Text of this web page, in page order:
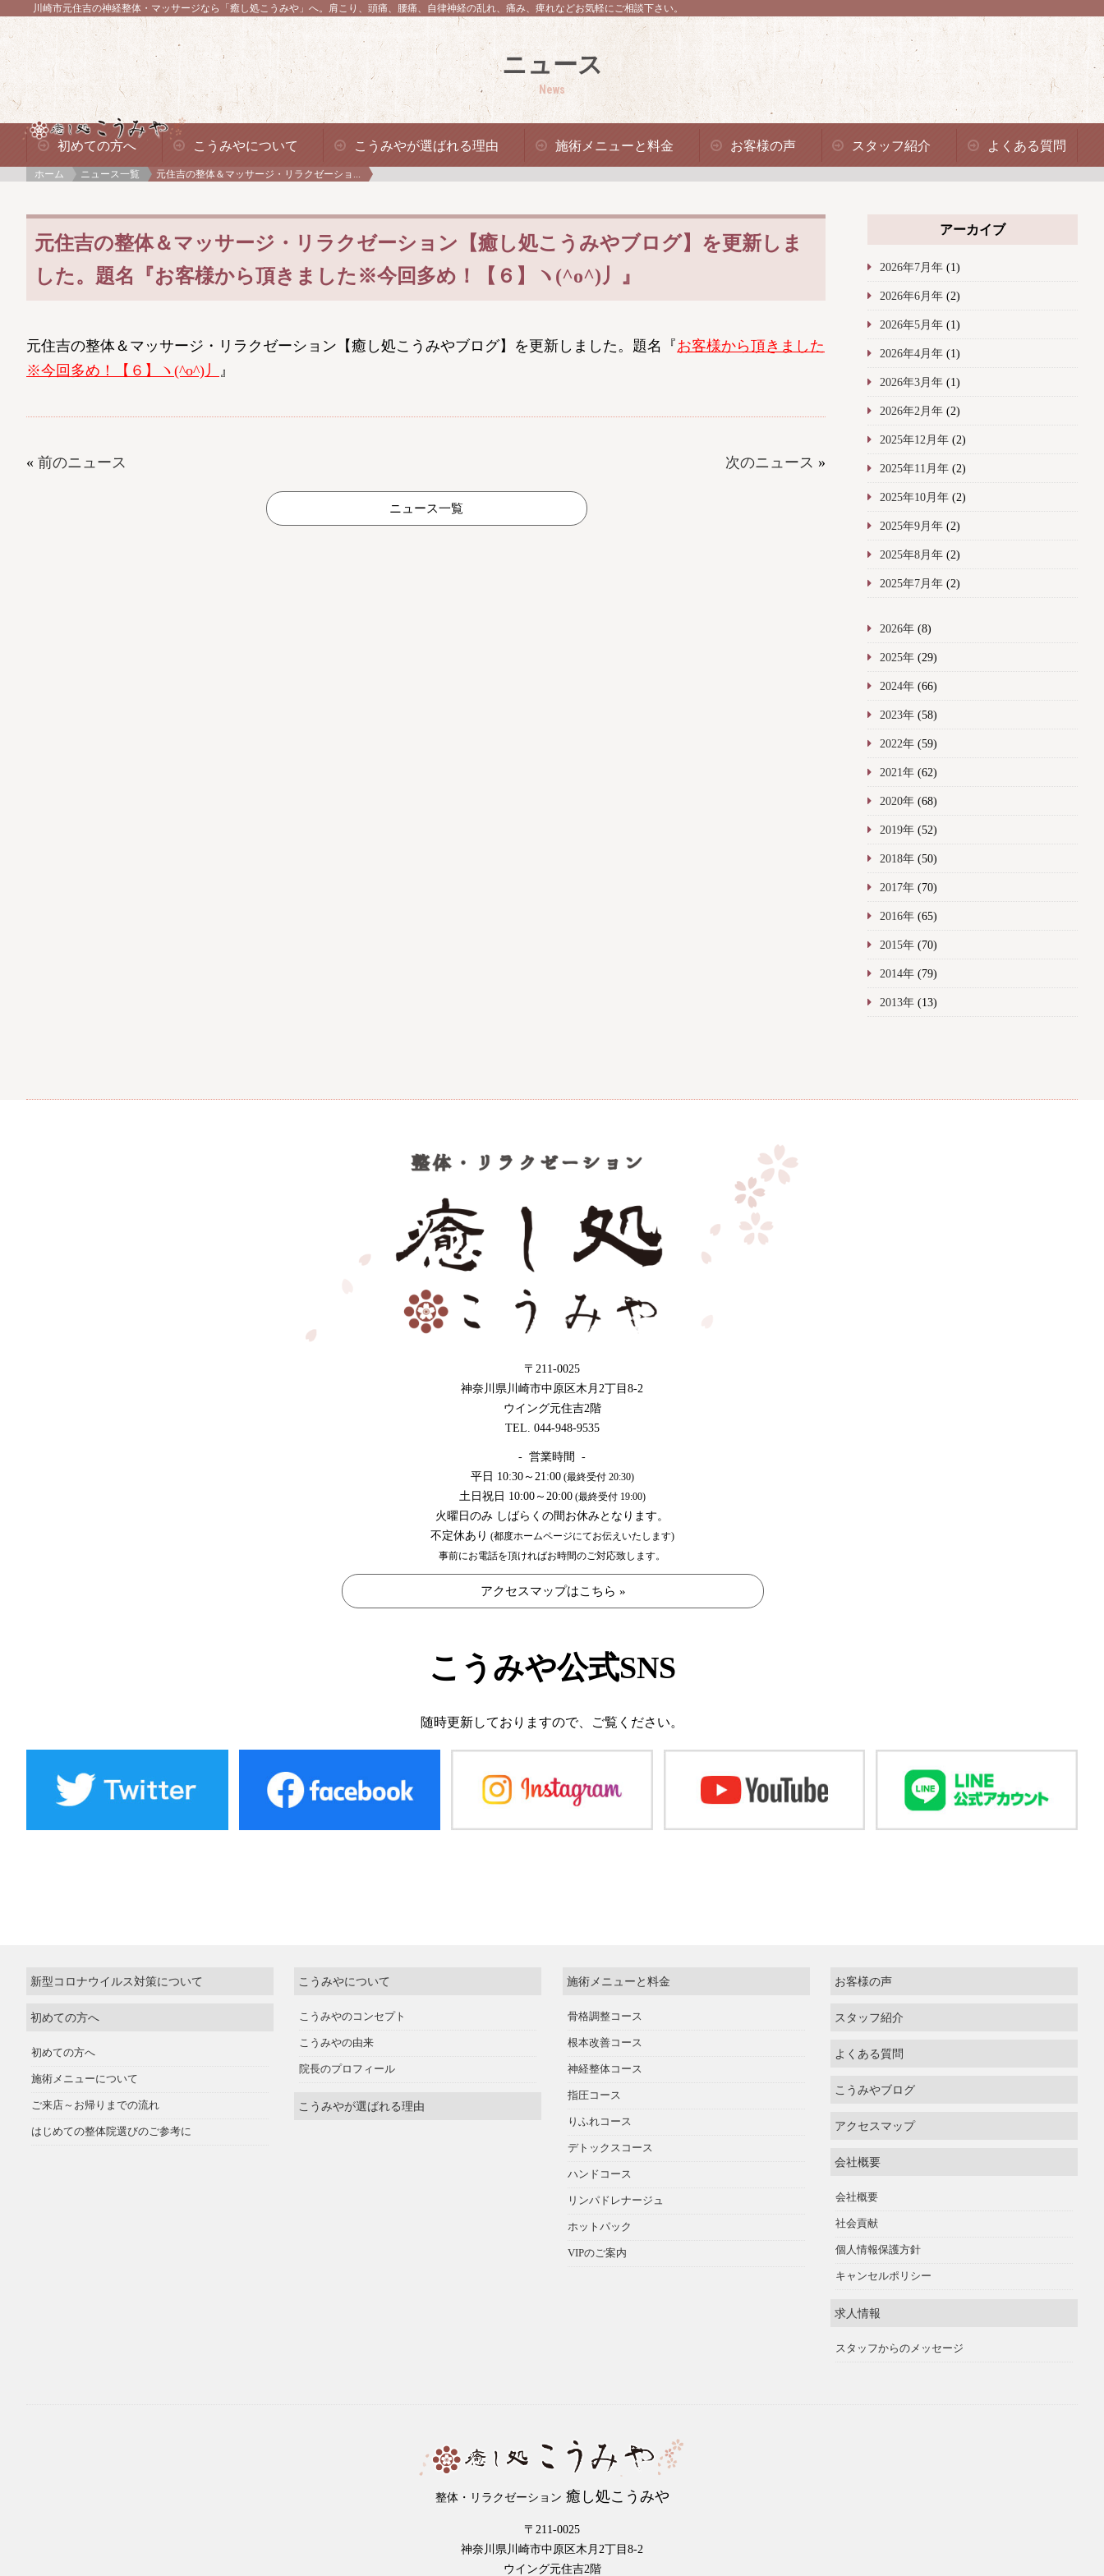
川崎市元住吉の神経整体・マッサージなら「癒し処こうみや」へ。 肩こり、頭痛、腰痛、自律神経の乱れ、痛み、痺れなどお気軽にご相談下さい。
ニュース
News
初めての方へ こうみやについて こうみやが選ばれる理由 施術メニューと料金 お客様の声 スタッフ紹介 よくある質問
ホーム ニュース一覧 元住吉の整体＆マッサージ・リラクゼーショ...
元住吉の整体＆マッサージ・リラクゼーション【癒し処こうみやブログ】を更新しま
した。題名『お客様から頂きました※今回多め！【６】ヽ(^o^)丿』
元住吉の整体＆マッサージ・リラクゼーション【癒し処こうみやブログ】を更新しました。題名『お客様から頂きました
※今回多め！【６】ヽ(^o^)丿 』
« 前のニュース 次のニュース »
ニュース一覧
アーカイブ
2026年7月年(1)
2026年6月年(2)
2026年5月年(1)
2026年4月年(1)
2026年3月年(1)
2026年2月年(2)
2025年12月年(2)
2025年11月年(2)
2025年10月年(2)
2025年9月年(2)
2025年8月年(2)
2025年7月年(2)
2026年(8)
2025年(29)
2024年(66)
2023年(58)
2022年(59)
2021年(62)
2020年(68)
2019年(52)
2018年(50)
2017年(70)
2016年(65)
2015年(70)
2014年(79)
2013年(13)
〒211-0025
神奈川県川崎市中原区木月2丁目8-2
ウイング元住吉2階
TEL. 044-948-9535
- 営業時間 -
平日 10:30～21:00(最終受付 20:30)
土日祝日 10:00～20:00(最終受付 19:00)
火曜日のみ しばらくの間お休みとなります。
不定休あり (都度ホームページにてお伝えいたします)
事前にお電話を頂ければお時間のご対応致します。
アクセスマップはこちら »
こうみや公式SNS
随時更新しておりますので、 ご覧ください。
新型コロナウイルス対策について
初めての方へ
初めての方へ
施術メニューについて
ご来店～お帰りまでの流れ
はじめての整体院選びのご参考に
こうみやについて
こうみやのコンセプト
こうみやの由来
院長のプロフィール
こうみやが選ばれる理由
施術メニューと料金
骨格調整コース
根本改善コース
神経整体コース
指圧コース
りふれコース
デトックスコース
ハンドコース
リンパドレナージュ
ホットパック
VIPのご案内
お客様の声
スタッフ紹介
よくある質問
こうみやブログ
アクセスマップ
会社概要
会社概要
社会貢献
個人情報保護方針
キャンセルポリシー
求人情報
スタッフからのメッセージ
整体・リラクゼーション 癒し処こうみや
〒211-0025
神奈川県川崎市中原区木月2丁目8-2
ウイング元住吉2階